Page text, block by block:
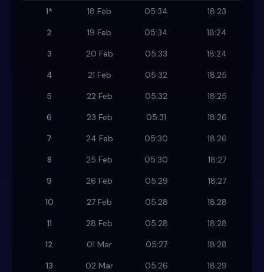
1* 18 Feb 05:34
18:23
2
19 Feb 05:34
18:24
3
20 Feb 05:33
18:24
4
21 Feb 05:32
18:25
5
22 Feb 05:32
18:25
6
23 Feb 05:31
18:26
7
24 Feb 05:30
18:26
8
25 Feb 05:30
18:27
9
26 Feb 05:29
18:27
10
27 Feb 05:28
18:28
11
28 Feb 05:28
18:28
12
01 Mar 05:27
18:28
13
02 Mar 05:26
18:29